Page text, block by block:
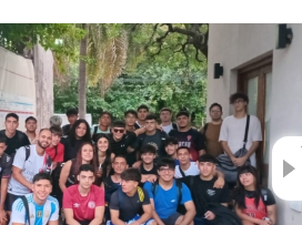
COMUNIDAD
AGENDA
NOVEDADES